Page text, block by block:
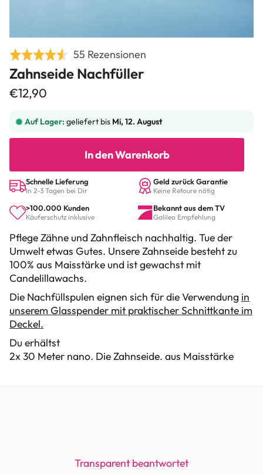
Bewertet
mit
4.5
55 RezensionenBasierend
Click
reviews
Zahnseide Nachfüller
€12,90
Auf Lager: geliefert bis Mi, 12. August
In den Warenkorb
Schnelle Lieferung
In 2-3 Tagen bei Dir
Geld zurück Garantie
Keine Retoure nötig
>100.000 Kunden
Käuferschutz inklusive
Bekannt aus dem TV
Galileo Empfehlung
Pflege Zähne und Zahnfleisch nachhaltig. Tue der
Umwelt etwas Gutes. Unsere Zahnseide besteht zu
100% aus Maisstärke und ist gewachst mit
Candelillawachs.
Die Nachfüllspulen eignen sich für die Verwendung in
unserem Glasspender mit praktischer Schnittkante im
Deckel.
Du erhältst
2x 30 Meter nano. Die Zahnseide. aus Maisstärke
Transparent beantwortet